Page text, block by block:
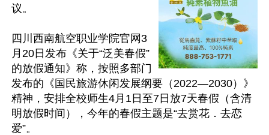
议。
四川西南航空职业学院官网3
月20日发布《关于“泛美春假”
的放假通知》称，按照多部门
发布的《国民旅游休闲发展纲要（2022—2030）》
精神，安排全校师生4月1日至7日放7天春假（含清
明放假时间），今年的春假主题是“去赏花．去恋
爱”。